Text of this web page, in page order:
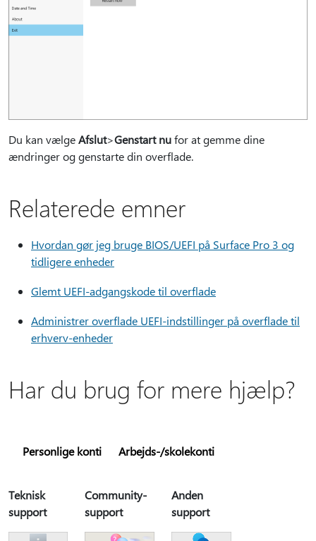
Du kan vælgeAfslut>Genstart nufor at gemme dine
ændringer og genstarte din overflade.
Relaterede emner
Hvordan gør jeg bruge BIOS/UEFI på Surface Pro 3 og
tidligere enheder
Glemt UEFI-adgangskode til overflade
Administrer overflade UEFI-indstillinger på overflade til
erhverv-enheder
Har du brug for mere hjælp?
Personlige konti Arbejds-/skolekonti
Teknisk
support
Community-
support
Anden
support